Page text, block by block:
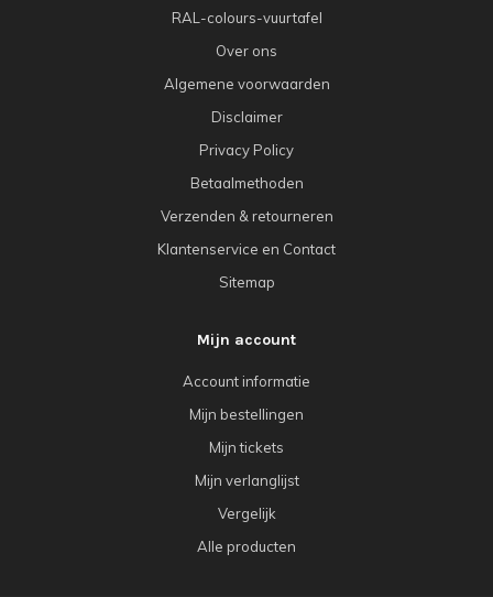
RAL-colours-vuurtafel
Over ons
Algemene voorwaarden
Disclaimer
Privacy Policy
Betaalmethoden
Verzenden & retourneren
Klantenservice en Contact
Sitemap
Mijn account
Account informatie
Mijn bestellingen
Mijn tickets
Mijn verlanglijst
Vergelijk
Alle producten